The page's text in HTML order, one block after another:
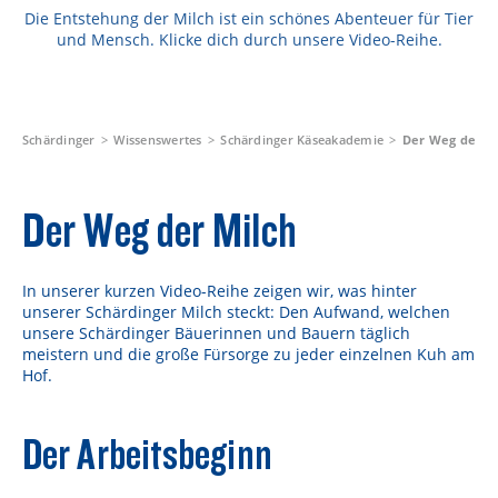
Rezepte
Schärdinger Foodblog
Wissenswertes
Käse & Öl Ratgeber
Nachhaltigkeit & Verantwortung
Tethered Caps
Nachhaltigkeitsbericht
Die Entstehung der Milch ist ein schönes Abenteuer für Tier
und Mensch. Klicke dich durch unsere Video-Reihe.
Schärdinger Wissenswertes Schärdinger Käseakademie Der Weg der
Der Weg der Milch
In unserer kurzen Video-Reihe zeigen wir, was hinter
unserer Schärdinger Milch steckt: Den Aufwand, welchen
unsere Schärdinger Bäuerinnen und Bauern täglich
meistern und die große Fürsorge zu jeder einzelnen Kuh am
Hof.
Der Arbeitsbeginn